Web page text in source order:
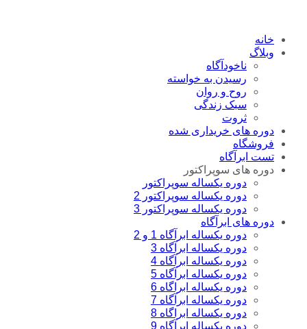
خانه
وبلاگ
ناخودآگاه
رسیدن به خواسته
روح و روان
سبک زندگی
ثروت
دوره های خریداری شده
فروشگاه
تست ابرآگاه
دوره های سوپراکتور
دوره یکساله سوپراکتور
دوره یکساله سوپراکتور 2
دوره یکساله سوپراکتور 3
دوره های ابرآگاه
دوره یکساله ابرآگاه 1 و 2
دوره یکساله ابرآگاه 3
دوره یکساله ابرآگاه 4
دوره یکساله ابرآگاه 5
دوره یکساله ابراگاه 6
دوره یکساله ابرآگاه 7
دوره یکساله ابراگاه 8
دوره یکساله ابرآگاه 9